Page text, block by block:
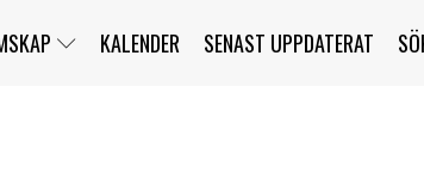
KALENDER SENAST UPPDATERAT